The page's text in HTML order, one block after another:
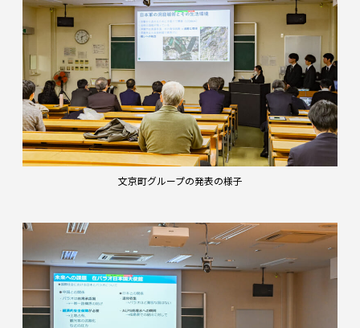
文京町グループの発表の様子